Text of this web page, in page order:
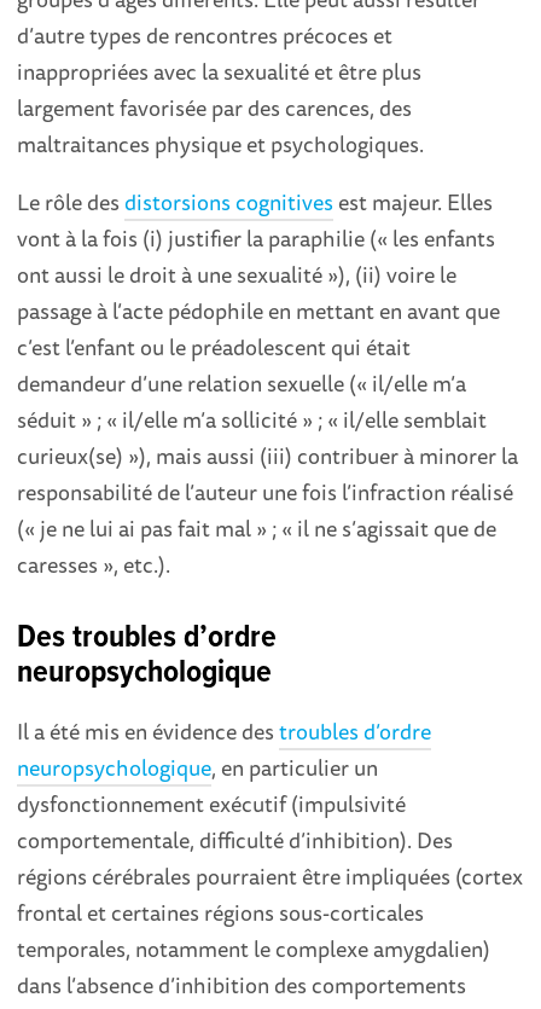
d’autre types de rencontres précoces et
inappropriées avec la sexualité et être plus
largement favorisée par des carences, des
maltraitances physique et psychologiques.
Le rôle des distorsions cognitives est majeur. Elles
vont à la fois (i) justifier la paraphilie (« les enfants
ont aussi le droit à une sexualité »), (ii) voire le
passage à l’acte pédophile en mettant en avant que
c’est l’enfant ou le préadolescent qui était
demandeur d’une relation sexuelle (« il/elle m’a
séduit » ; « il/elle m’a sollicité » ; « il/elle semblait
curieux(se) »), mais aussi (iii) contribuer à minorer la
responsabilité de l’auteur une fois l’infraction réalisé
(« je ne lui ai pas fait mal » ; « il ne s’agissait que de
caresses », etc.).
Des troubles d’ordre
neuropsychologique
Il a été mis en évidence destroubles d’ordre
neuropsychologique, en particulier un
dysfonctionnement exécutif (impulsivité
comportementale, difficulté d’inhibition). Des
régions cérébrales pourraient être impliquées (cortex
frontal et certaines régions sous-corticales
temporales, notamment le complexe amygdalien)
dans l’absence d’inhibition des comportements